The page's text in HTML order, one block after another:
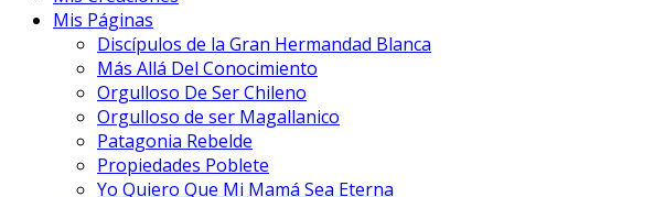
Mis Páginas
Discípulos de la Gran Hermandad Blanca
Más Allá Del Conocimiento
Orgulloso De Ser Chileno
Orgulloso de ser Magallanico
Patagonia Rebelde
Propiedades Poblete
Yo Quiero Que Mi Mamá Sea Eterna